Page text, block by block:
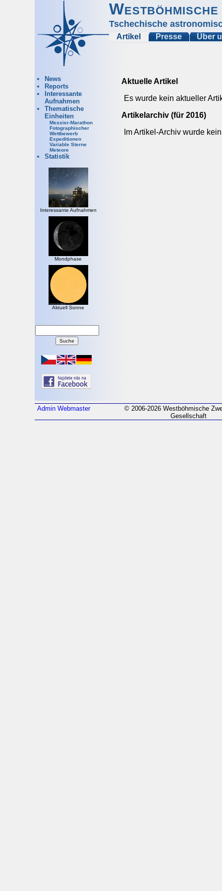
Tschechische
Artikel Presse Über
News
Reports
Interessante
Aufnahmen
Thematische
Einheiten
Messier-Marathon
Fotographischer
Wettbewerb
Expeditionen
Variable Sterne
Meteore
Statistik
Interessante Aufnahmen
Mondphase
Aktuell Sonne
Aktuelle Artikel
Es wurde kein aktueller
Artikelarchiv (für 2016)
Im Artikel-Archiv wurde
Admin Webmaster
© 2006-2026 Westböhmische
Gesellschaft